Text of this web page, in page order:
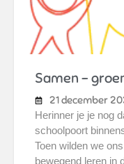
Samen –
21 december
Herinner je je nog
schoolpoort
Toen wilden we
bewegend leren in